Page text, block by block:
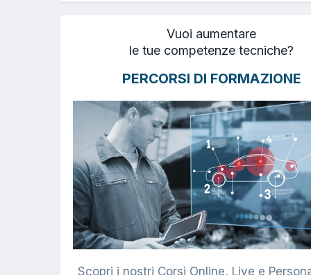
Vuoi aumentare
le tue competenze tecniche?
PERCORSI DI FORMAZIONE
Scopri i nostri Corsi Online, Live e